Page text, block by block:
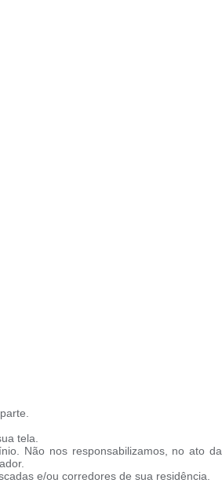
tela.
Não nos responsabilizamos, no ato da
e/ou corredores de sua residência.